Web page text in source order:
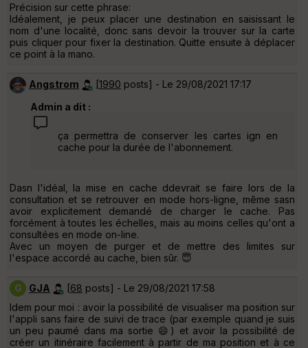
Précision sur cette phrase:
Idéalement, je peux placer une destination en saisissant le
nom d'une localité, donc sans devoir la trouver sur la carte
puis cliquer pour fixer la destination. Quitte ensuite à déplacer
ce point à la mano.
Angstrom [1990 posts] - Le 29/08/2021 17:17
Admin a dit :
ça permettra de conserver les cartes ign en
cache pour la durée de l'abonnement.
Dasn l'idéal, la mise en cache ddevrait se faire lors de la
consultation et se retrouver en mode hors-ligne, même sasn
avoir explicitement demandé de charger le cache. Pas
forcément à toutes les échelles, mais au moins celles qu'ont a
consultées en mode on-line.
Avec un moyen de purger et de mettre des limites sur
l'espace accordé au cache, bien sûr. 😇
G GJA [68 posts] - Le 29/08/2021 17:58
Idem pour moi : avoir la possibilité de visualiser ma position sur
l'appli sans faire de suivi de trace (par exemple quand je suis
un peu paumé dans ma sortie 😄) et avoir la possibilité de
créer un itinéraire facilement à partir de ma position et à ce